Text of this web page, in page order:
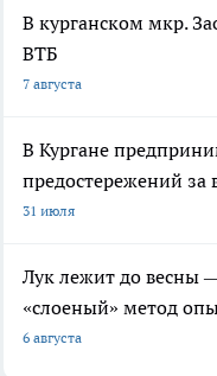
В курганском мкр.
ВТБ
7 августа
В Кургане
предостережений за
31 июля
Лук лежит до весны
«слоеный» метод
6 августа